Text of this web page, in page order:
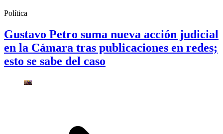
Política
Gustavo Petro suma nueva acción judicial
en la Cámara tras publicaciones en redes;
esto se sabe del caso